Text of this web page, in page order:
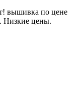
вышивка по цене
Низкие цены.